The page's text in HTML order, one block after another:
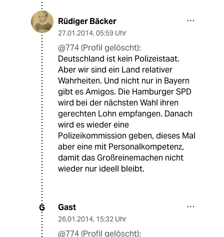
Rüdiger Bäcker
27.01.2014, 05:59 Uhr
@774 (Profil gelöscht):
Deutschland ist kein Polizeistaat.
Aber wir sind ein Land relativer
Wahrheiten. Und nicht nur in Bayern
gibt es Amigos. Die Hamburger SPD
wird bei der nächsten Wahl ihren
gerechten Lohn empfangen. Danach
wird es wieder eine
Polizeikommission geben, dieses Mal
aber eine mit Personalkompetenz,
damit das Großreinemachen nicht
wieder nur ideell bleibt.
G Gast
26.01.2014, 15:32 Uhr
@774 (Profil gelöscht):